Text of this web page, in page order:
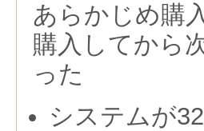
あらかじめ購
購入してから
った
システムが